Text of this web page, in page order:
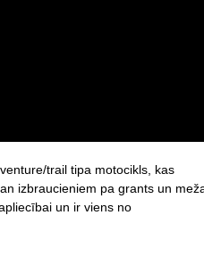
trail tipa motocikls, kas
izbraucieniem pa grants un
un ir viens no